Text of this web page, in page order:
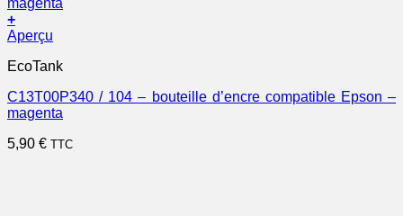
+
Aperçu
EcoTank
C13T00P340 / 104 – bouteille d’encre compatible Epson –
magenta
5,90 € TTC